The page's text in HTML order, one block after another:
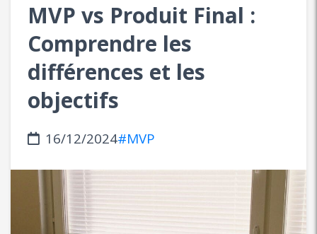
MVP vs Produit Final :
Comprendre les
différences et les
objectifs
16/12/2024#MVP